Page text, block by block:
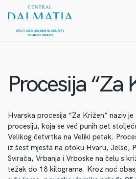
Procesija “Za
Hvarska procesija “Za Križen“ naziv
procesiju, koja se već punih pet
Velikog četvrtka na Veliki petak.
iz šest mjesta na otoku Hvaru, Jelse,
Svirača, Vrbanja i Vrboske na čelu s
težak do 18 kilograma. Kroz noć